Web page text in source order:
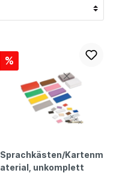
%
Sprachkästen/Kartenm
aterial, unkomplett